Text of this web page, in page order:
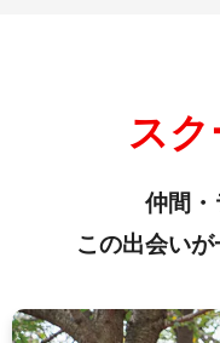
ス
仲間・
この出会いが